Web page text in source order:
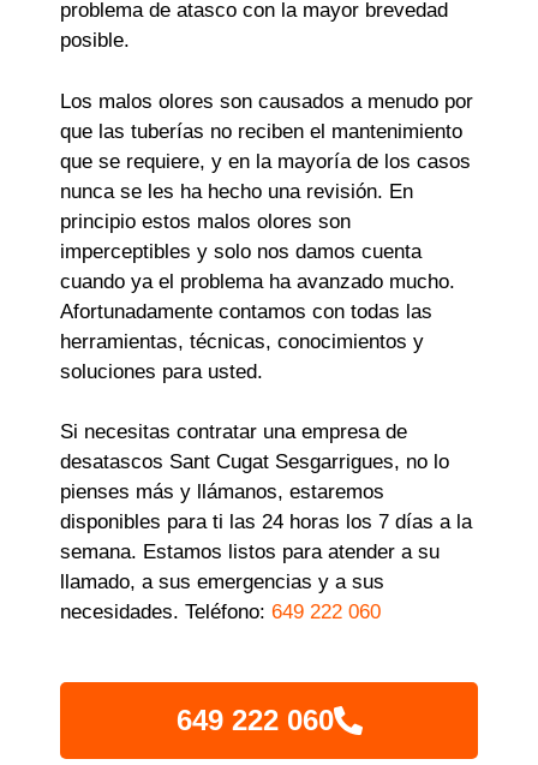
problema de atasco con la mayor brevedad
posible.
Los malos olores son causados a menudo por
que las tuberías no reciben el mantenimiento
que se requiere, y en la mayoría de los casos
nunca se les ha hecho una revisión. En
principio estos malos olores son
imperceptibles y solo nos damos cuenta
cuando ya el problema ha avanzado mucho.
Afortunadamente contamos con todas las
herramientas, técnicas, conocimientos y
soluciones para usted.
Si necesitas contratar una empresa de
desatascos Sant Cugat Sesgarrigues, no lo
pienses más y llámanos, estaremos
disponibles para ti las 24 horas los 7 días a la
semana. Estamos listos para atender a su
llamado, a sus emergencias y a sus
necesidades. Teléfono: 649 222 060
649 222 060